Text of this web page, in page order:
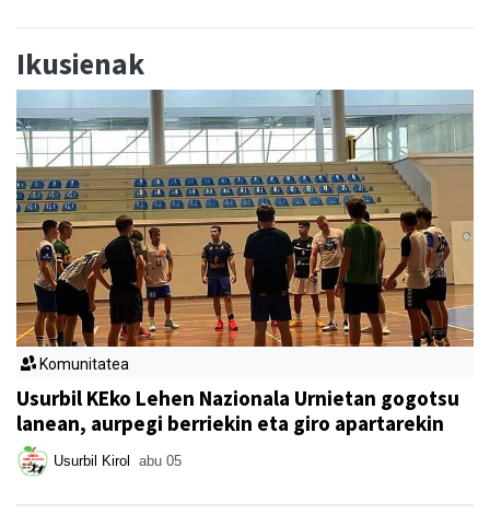
Ikusienak
Komunitatea
Usurbil KEko Lehen Nazionala Urnietan gogotsu
lanean, aurpegi berriekin eta giro apartarekin
Usurbil Kirol abu 05